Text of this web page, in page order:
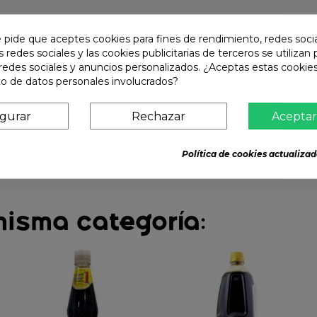
sal de la sopa. Se puede encontrar en todas las cocinas
muchas variaciones conocidas. Como esta salsa de soja
y populares en la cocina asiática. No es sorprendente
categoría:
que aceptes cookies para fines de rendimiento, redes
redes sociales y las cookies publicitarias de terceros se utilizan
sociales y anuncios personalizados. ¿Aceptas estas
de datos personales involucrados?
Rechazar
Política de cookies